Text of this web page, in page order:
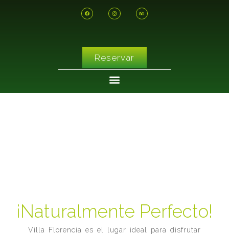
Reservar
¡Naturalmente Perfecto!
Villa Florencia es el lugar ideal para disfrutar